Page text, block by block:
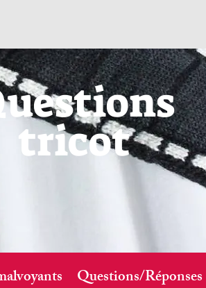
tricot
Questions/Réponses